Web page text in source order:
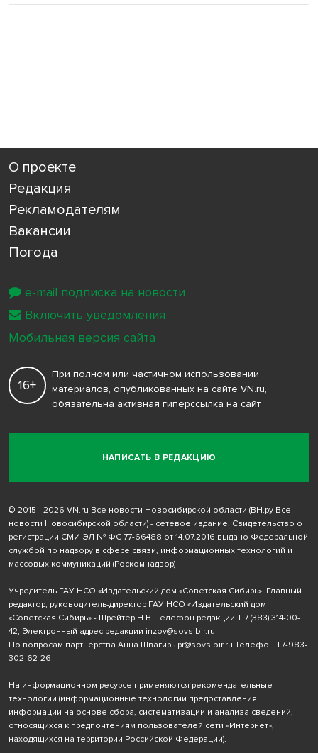
О проекте
Редакция
Рекламодателям
Вакансии
Погода
НАПИСАТЬ В РЕДАКЦИЮ
16+
При полном или частичном использовании
материалов, опубликованных на сайте VN.ru,
обязательна активная гиперссылка на сайт
© 2015 - 2026 VN.ru Все новости Новосибирской области (ВН.ру Все
новости Новосибирской области) - сетевое издание. Свидетельство о
регистрации СМИ ЭЛ № ФС 77-66488 от 14.07.2016 выдано Федеральной
службой по надзору в сфере связи, информационных технологий и
массовых коммуникаций (Роскомнадзор)
Учредитель ГАУ НСО «Издательский дом «Советская Сибирь». Главный
редактор, руководитель-директор ГАУ НСО «Издательский дом
«Советская Сибирь» - Шрейтер Н.В. Телефон редакции + 7 (383) 314-00-
42; Электронный адрес редакции inzov@sovsibir.ru
По вопросам партнерства Анна Швагирь pr@sovsibir.ru Телефон +7-983-
302-62-26
На информационном ресурсе применяются рекомендательные
технологии (информационные технологии предоставления
информации на основе сбора, систематизации и анализа сведений,
относящихся к предпочтениям пользователей сети «Интернет»,
находящихся на территории Российской Федерации).
e-mail подписка на новости
Включить уведомления
Мобильная версия сайта